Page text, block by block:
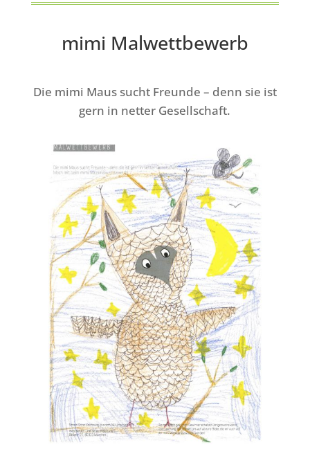
mimi Malwettbewerb
Die mimi Maus sucht Freunde – denn sie ist
gern in netter Gesellschaft.